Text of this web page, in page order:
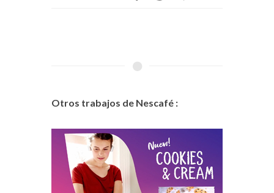
Otros trabajos de Nescafé :